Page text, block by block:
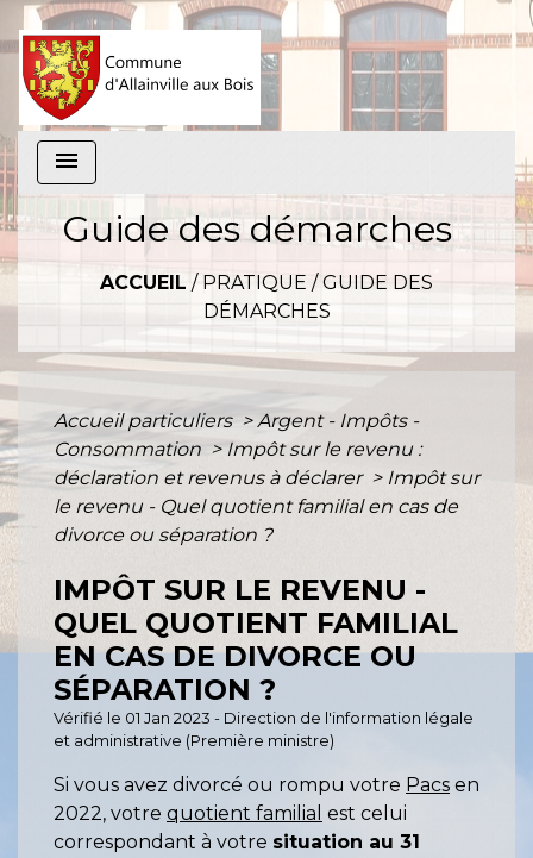
menu
Guide des démarches
ACCUEIL / PRATIQUE /GUIDE DES
DÉMARCHES
Accueil particuliers > Argent - Impôts -
Consommation > Impôt sur le revenu :
déclaration et revenus à déclarer > Impôt sur
le revenu - Quel quotient familial en cas de
divorce ou séparation ?
IMPÔT SUR LE REVENU -
QUEL QUOTIENT FAMILIAL
EN CAS DE DIVORCE OU
SÉPARATION ?
Vérifié le 01 Jan 2023 - Direction de l'information légale
et administrative (Première ministre)
Si vous avez divorcé ou rompu votre Pacs en
2022, votre quotient familial est celui
correspondant à votre situation au 31